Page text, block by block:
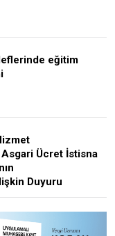
eğitim
Ücret İstisna
Duyuru